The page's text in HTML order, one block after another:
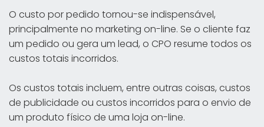
O custo por pedido tornou-se indispensável,
principalmente no marketing on-line. Se o cliente faz
um pedido ou gera um lead, o CPO resume todos os
custos totais incorridos.
Os custos totais incluem, entre outras coisas, custos
de publicidade ou custos incorridos para o envio de
um produto físico de uma loja on-line.